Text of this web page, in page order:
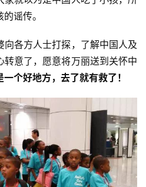
谣传。
各方人士打探，了解中国人及
转意了，愿意将万丽送到关怀中
一个好地方，去了就有救了！